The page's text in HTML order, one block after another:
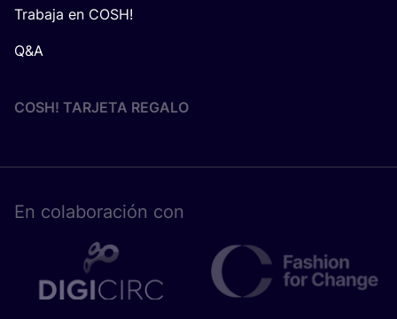
Trabaja en COSH!
Q&A
COSH! TARJETA REGALO
En cola­bo­ra­ción con